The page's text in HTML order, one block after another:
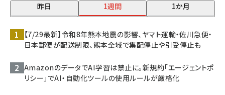
昨日 1週間 1か月
【7/29最新】令和8年熊本地震の影響、ヤマト運輸・佐川急便・
日本郵便が配送制限、熊本全域で集配停止や引受停止も
AmazonのデータでAI学習は禁止に。新規約「エージェントポ
リシー」でAI・自動化ツールの使用ルールが厳格化